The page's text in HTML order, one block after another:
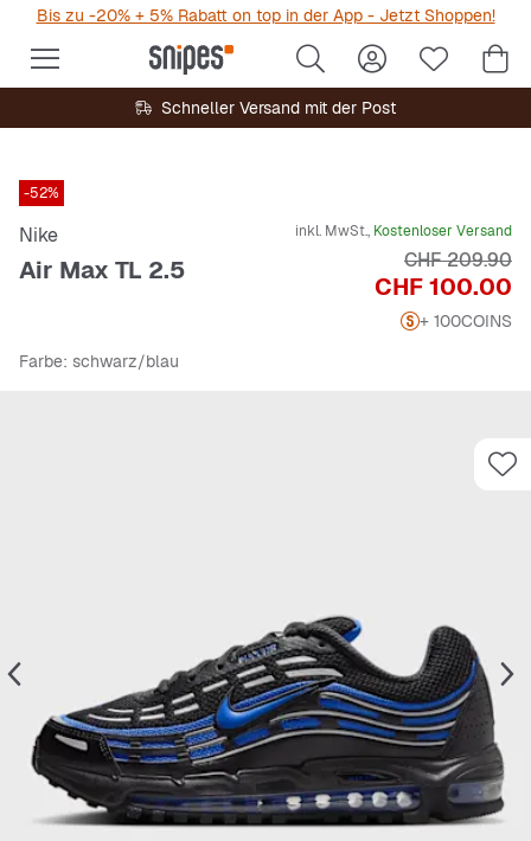
Bis zu -20% + 5% Rabatt on top in der App - Jetzt Shoppen!
Schneller Versand mit der Post
-52%
Nike
Air Max TL 2.5
inkl. MwSt., Kostenloser Versand
Preis
CHF 100.00
Originalpreis
CHF 209.90
+ 100COINS
Farbe: schwarz/blau